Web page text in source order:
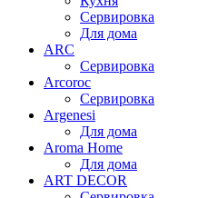
Сервировка
Для дома
ARC
Сервировка
Arcoroc
Сервировка
Argenesi
Для дома
Aroma Home
Для дома
ART DECOR